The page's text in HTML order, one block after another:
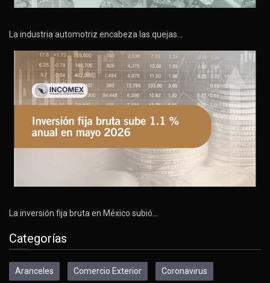
La industria automotriz encabeza las quejas…
La inversión fija bruta en México subió…
Categorías
Aranceles Comercio Exterior Coronavirus